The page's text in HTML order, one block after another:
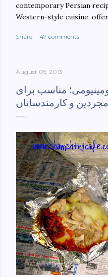
contemporary Persian
Western-style cuisine,
walls. This book aims at
York-culinary-cultures-
ebook/dp/B0861H47GS/
0&sr=8-1
Share 47 comments
August 05, 2013
مناسب برای
و کارمندسانان